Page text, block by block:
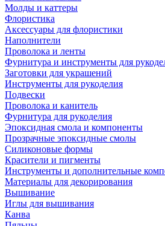
Молды и каттеры
Флористика
Аксессуары для флористики
Наполнители
Проволока и ленты
Фурнитура и инструменты для
Заготовки для украшений
Инструменты для рукоделия
Подвески
Проволока и канитель
Фурнитура для рукоделия
Эпоксидная смола и компоненты
Прозрачные эпоксидные смолы
Силиконовые формы
Красители и пигменты
Инструменты и дополнительные
Материалы для декорирования
Вышивание
Иглы для вышивания
Канва